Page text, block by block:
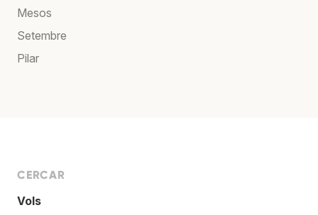
Mesos
Setembre
Pilar
CERCAR
Vols